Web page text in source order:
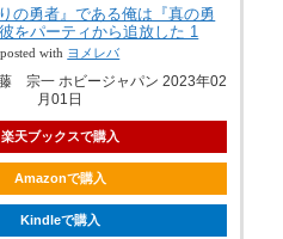
の勇者』である俺は『真の勇
をパーティから追放した 1
posted with ヨメレバ
宗一 ホビージャパン 2023年02
月01日
楽天ブックスで購入
Amazonで購入
Kindleで購入